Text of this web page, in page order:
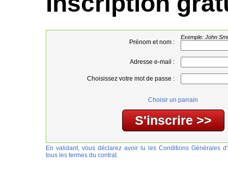
Prénom et nom :
Exemple: John
Adresse e-mail :
Choisissez votre mot de passe :
Choisir un parrain
En validant, vous déclarez avoir lu les Conditions Générales
tous les termes du contrat.